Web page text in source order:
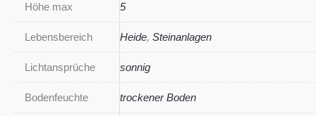
Höhe max 5
Lebensbereich Heide, Steinanlagen
Lichtansprüche sonnig
Bodenfeuchte trockener Boden